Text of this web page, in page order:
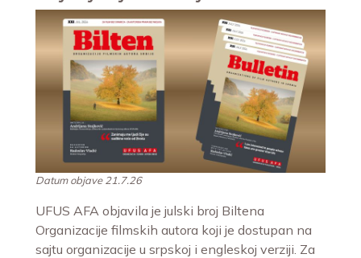
Datum objave 21.7.26
UFUS AFA objavila je julski broj Biltena
Organizacije filmskih autora koji je dostupan na
sajtu organizacije u srpskoj i engleskoj verziji. Za